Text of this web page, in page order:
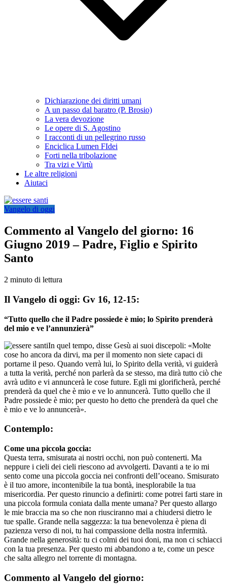
Dichiarazione dei diritti umani
A un passo dal baratro (P. Brosio)
La vera devozione
Le opere di S. Agostino
I racconti di un pellegrino russo
Enciclica Lumen FIdei
Forti nella tribolazione
Tra vizi e Virtù
Le altre religioni
Aiutaci
Vangelo di oggi
Commento al Vangelo del giorno: 16
Giugno 2019 – Padre, Figlio e Spirito
Santo
2 minuto di lettura
Il Vangelo di oggi: Gv 16, 12-15:
“Tutto quello che il Padre possiede è mio; lo Spirito prenderà
del mio e ve l’annunzierà”
In quel tempo, disse Gesù ai suoi discepoli: «Molte
cose ho ancora da dirvi, ma per il momento non siete capaci di
portarne il peso. Quando verrà lui, lo Spirito della verità, vi guiderà
a tutta la verità, perché non parlerà da se stesso, ma dirà tutto ciò che
avrà udito e vi annuncerà le cose future. Egli mi glorificherà, perché
prenderà da quel che è mio e ve lo annuncerà. Tutto quello che il
Padre possiede è mio; per questo ho detto che prenderà da quel che
è mio e ve lo annuncerà».
Contemplo:
Come una piccola goccia:
Questa terra, smisurata ai nostri occhi, non può contenerti. Ma
neppure i cieli dei cieli riescono ad avvolgerti. Davanti a te io mi
sento come una piccola goccia nei confronti dell’oceano. Smisurato
è il tuo amore, incontenibile la tua bontà, inesplorabile la tua
misericordia. Per questo rinuncio a definirti: come potrei farti stare in
una piccola formula coniata dalla mente umana? Per questo allargo
le mie braccia ma so che non riusciranno mai a chiudersi dietro le
tue spalle. Grande nella saggezza: la tua benevolenza è piena di
pazienza verso di noi, tu hai compassione della nostra infermità.
Grande nella generosità: tu ci colmi dei tuoi doni, ma non ci schiacci
con la tua presenza. Per questo mi abbandono a te, come un pesce
che salta allegro nel torrente di montagna.
Commento al Vangelo del giorno: